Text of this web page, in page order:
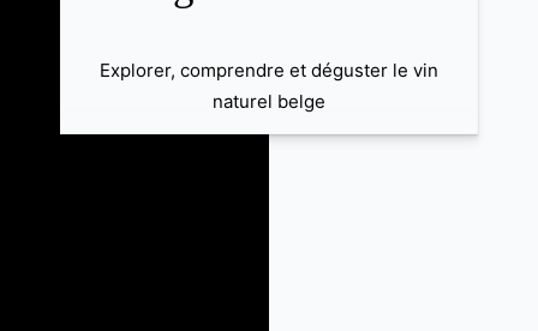
Explorer, comprendre et déguster le vin
naturel belge